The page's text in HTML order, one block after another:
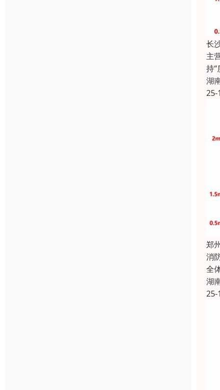
长
主
持
湖
25-
郑
消
全
湖
25-